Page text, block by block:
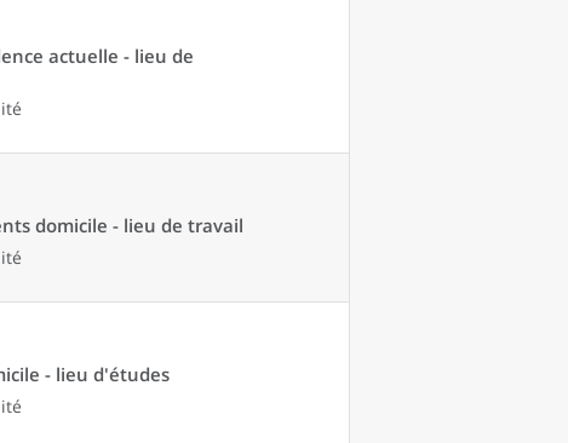
actuelle - lieu de
domicile - lieu de travail
- lieu d'études